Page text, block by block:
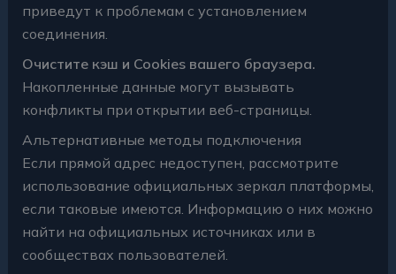
приведут к проблемам с установлением
соединения.
Очистите кэш и Cookies вашего браузера.
Накопленные данные могут вызывать
конфликты при открытии веб-страницы.
Альтернативные методы подключения
Если прямой адрес недоступен, рассмотрите
использование официальных зеркал платформы,
если таковые имеются. Информацию о них можно
найти на официальных источниках или в
сообществах пользователей.